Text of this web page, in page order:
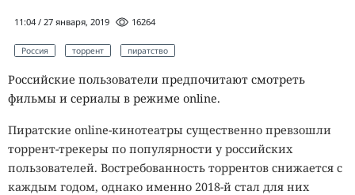
11:04 / 27 января, 2019 16264
Россия торрент пиратство
Российские пользователи предпочитают смотреть
фильмы и сериалы в режиме online.
Пиратские online-кинотеатры существенно превзошли
торрент-трекеры по популярности у российских
пользователей. Востребованность торрентов снижается с
каждым годом, однако именно 2018-й стал для них